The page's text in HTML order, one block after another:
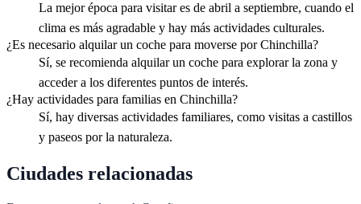
La mejor época para visitar es de abril a septiembre, cuando el
clima es más agradable y hay más actividades culturales.
¿Es necesario alquilar un coche para moverse por Chinchilla?
Sí, se recomienda alquilar un coche para explorar la zona y
acceder a los diferentes puntos de interés.
¿Hay actividades para familias en Chinchilla?
Sí, hay diversas actividades familiares, como visitas a castillos
y paseos por la naturaleza.
Ciudades relacionadas